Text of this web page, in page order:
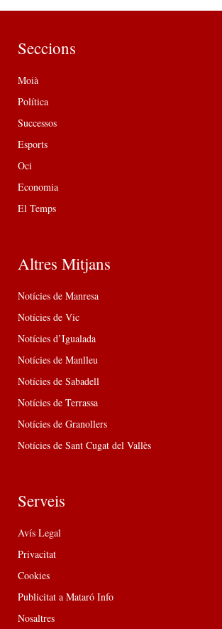
Seccions
Moià
Política
Successos
Esports
Oci
Economia
El Temps
Altres Mitjans
Notícies de Manresa
Notícies de Vic
Notícies d’Igualada
Notícies de Manlleu
Notícies de Sabadell
Notícies de Terrassa
Notícies de Granollers
Notícies de Sant Cugat del Vallès
Serveis
Avís Legal
Privacitat
Cookies
Publicitat a Mataró Info
Nosaltres